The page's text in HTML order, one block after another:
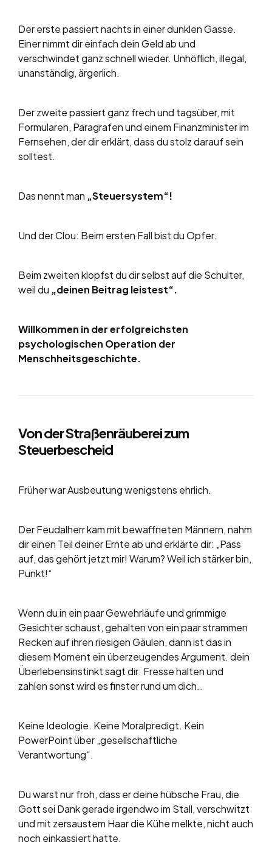
Der erste passiert nachts in einer dunklen Gasse.
Einer nimmt dir einfach dein Geld ab und
verschwindet ganz schnell wieder. Unhöflich, illegal,
unanständig, ärgerlich.
Der zweite passiert ganz frech und tagsüber, mit
Formularen, Paragrafen und einem Finanzminister im
Fernsehen, der dir erklärt, dass du stolz darauf sein
solltest.
Das nennt man „Steuersystem“!
Und der Clou: Beim ersten Fall bist du Opfer.
Beim zweiten klopfst du dir selbst auf die Schulter,
weil du „deinen Beitrag leistest“.
Willkommen in der erfolgreichsten
psychologischen Operation der
Menschheitsgeschichte.
Von der Straßenräuberei zum
Steuerbescheid
Früher war Ausbeutung wenigstens ehrlich.
Der Feudalherr kam mit bewaffneten Männern, nahm
dir einen Teil deiner Ernte ab und erklärte dir: „Pass
auf, das gehört jetzt mir! Warum? Weil ich stärker bin,
Punkt!“
Wenn du in ein paar Gewehrläufe und grimmige
Gesichter schaust, gehalten von ein paar strammen
Recken auf ihren riesigen Gäulen, dann ist das in
diesem Moment ein überzeugendes Argument. dein
Überlebensinstinkt sagt dir: Fresse halten und
zahlen sonst wird es finster rund um dich…
Keine Ideologie. Keine Moralpredigt. Kein
PowerPoint über „gesellschaftliche
Verantwortung“.
Du warst nur froh, dass er deine hübsche Frau, die
Gott sei Dank gerade irgendwo im Stall, verschwitzt
und mit zersaustem Haar die Kühe melkte, nicht auch
noch einkassiert hatte.